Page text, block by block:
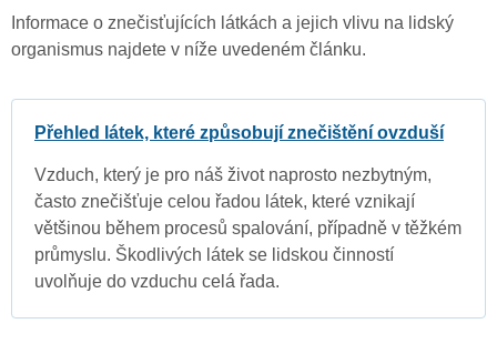
Informace o znečisťujících látkách a jejich vlivu na lidský
organismus najdete v níže uvedeném článku.
Přehled látek, které způsobují znečištění ovzduší
Vzduch, který je pro náš život naprosto nezbytným,
často znečišťuje celou řadou látek, které vznikají
většinou během procesů spalování, případně v těžkém
průmyslu. Škodlivých látek se lidskou činností
uvolňuje do vzduchu celá řada.